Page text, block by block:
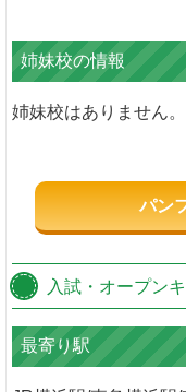
姉妹校の情報
姉妹校はありません。
パン
入試・オープン
最寄り駅